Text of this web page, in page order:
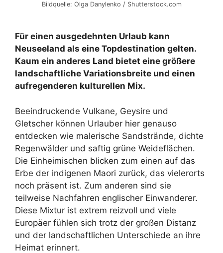
Bildquelle: Olga Danylenko / Shutterstock.com
Für einen ausgedehnten Urlaub kann
Neuseeland als eine Topdestination gelten.
Kaum ein anderes Land bietet eine größere
landschaftliche Variationsbreite und einen
aufregenderen kulturellen Mix.
Beeindruckende Vulkane, Geysire und
Gletscher können Urlauber hier genauso
entdecken wie malerische Sandstrände, dichte
Regenwälder und saftig grüne Weideflächen.
Die Einheimischen blicken zum einen auf das
Erbe der indigenen Maori zurück, das vielerorts
noch präsent ist. Zum anderen sind sie
teilweise Nachfahren englischer Einwanderer.
Diese Mixtur ist extrem reizvoll und viele
Europäer fühlen sich trotz der großen Distanz
und der landschaftlichen Unterschiede an ihre
Heimat erinnert.